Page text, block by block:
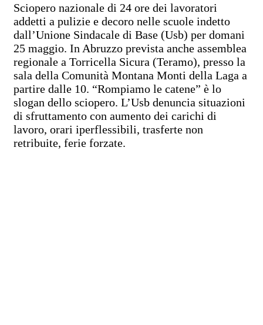
Sciopero nazionale di 24 ore dei lavoratori
addetti a pulizie e decoro nelle scuole indetto
dall’Unione Sindacale di Base (Usb) per domani
25 maggio. In Abruzzo prevista anche assemblea
regionale a Torricella Sicura (Teramo), presso la
sala della Comunità Montana Monti della Laga a
partire dalle 10. “Rompiamo le catene” è lo
slogan dello sciopero. L’Usb denuncia situazioni
di sfruttamento con aumento dei carichi di
lavoro, orari iperflessibili, trasferte non
retribuite, ferie forzate.